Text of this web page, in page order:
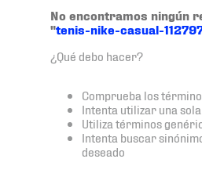
No encontramos ningún
"tenis-nike-casual-
¿Qué debo hacer?
Comprueba los
Intenta utilizar una
Utiliza términos
Intenta buscar
deseado
tenis mujer
tenis hombre
tenis
tenis futbol
mochila